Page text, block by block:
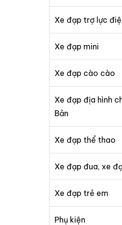
Xe đạp trợ lực
Xe đạp mini
Xe đạp cào cào
Xe đạp địa hình
Bản
Xe đạp thể thao
Xe đạp đua, xe
Xe đạp trẻ em
Phụ kiện